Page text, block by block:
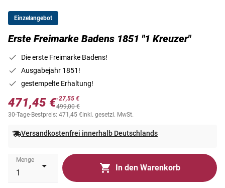
Einzelangebot
Erste Freimarke Badens 1851 "1 Kreuzer"
Die erste Freimarke Badens!
Ausgabejahr 1851!
gestempelte Erhaltung!
471,45 €-27,55 €
499,00 €
30-Tage-Bestpreis: 471,45 €inkl. gesetzl. MwSt.
Versandkostenfrei innerhalb Deutschlands
Menge
In den Warenkorb